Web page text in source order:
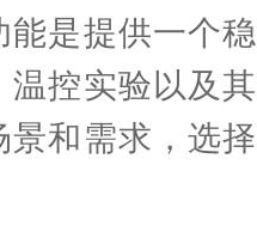
能是提供一个
温控实验以及
景和需求，选